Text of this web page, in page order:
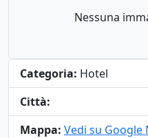
Nessuna
Categoria: Hotel
Città:
Mappa: Vedi su Google